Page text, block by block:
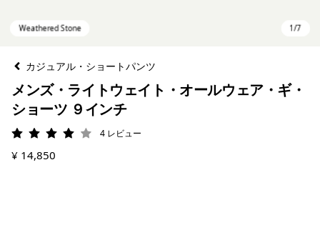
カジュアル・ショートパンツ
メンズ・ライトウェイト・オールウェア・ギ・
ショーツ ９インチ
評価: 4 / 5 4 レビュー
¥ 14,850